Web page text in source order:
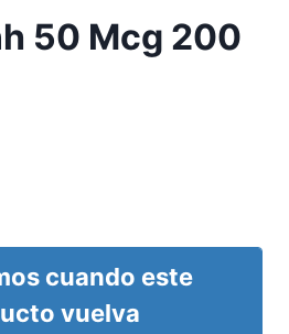
50 Mcg 200
cuando este
vuelva